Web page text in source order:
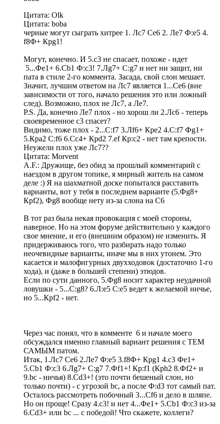
Цитата: Olk
Цитата: boba
черные могут сыграть хитрее 1. Лc7 Ce6 2. Лe7 Ф:e5 4.
f8Ф+ Крg1!
Могут, конечно. И 5.с3 не спасает, похоже - идет
5...Фe1+ 6.Cb1 Ф:c3! 7.Лg7+ C:g7 и нет ни защит, ни
пата в стиле 2-го коммента. Засада, свой слон мешает.
Значит, лучшим ответом на Лс7 является 1...Сe6 (вне
зависимости от того, начало решения это или ложный
след). Возможно, плох не Лс7, а Лe7.
P.S. Да, конечно Лe7 плох - но хорош ли 2.Лc6 - теперь
своевременное с3 спасет?
Видимо, тоже плох - 2...С:f7 3.Лf6+ Крe2 4.C:f7 Фg1+
5.Крa2 C:f6 6.Cc4+ Крd2 7.ef Кр:c2 - нет там крепости.
Неужели плох уже Лс7??
Цитата: Morvent
A.F.: Дружище, без обид за прошлый комментарий с
наездом в другом топике, я мирный житель на самом
деле :) Я на шахматной доске попытался расставить
варианты, вот у тебя в последнем варианте (5.Фg8+
Крf2), Фg8 вообще нету из-за слона на C6
В тот раз была некая провокация с моей стороны,
наверное. Но на этом форуме действительно у каждого
свое мнение, и его (внешним образом) не изменить. Я
придерживаюсь того, что разбирать надо только
неочевидные варианты, иначе мы в них утонем. Это
касается и малофигурных двухходовок (достаточно 1-го
хода), и (даже в большей степени) этюдов.
Если по сути данного, 5.Фg8 носит характер неудачной
ловушки - 5...С:g8? 6.Л:e5 C:e5 ведет к желаемой ничье,
но 5...Крf2 - нет.
Через час понял, что в комменте 6 и начале моего
обсуждался именно главный вариант решения с ТЕМ
САМЫМ патом.
Итак, 1.Лс7 Сe6 2.Лe7 Ф:e5 3.f8Ф+ Крg1 4.c3 Фe1+
5.Cb1 Ф:c3 6.Лg7+ С:g7 7.Фf1+! Кр:f1 (Крh2 8.Фf2+ и
9.bc - ничья) 8.Сd3+! (это почти бешеный слон, но
только почти) - c угрозой bc, а после Ф:d3 тот самый пат.
Осталось рассмотреть побочный 3...Сf6 и дело в шляпе.
Но он проще! Сразу 4.с3! и нет 4...Фe1+ 5.Cb1 Ф:c3 из-за
6.Сd3+ или bc ... c победой! Что скажете, коллеги?